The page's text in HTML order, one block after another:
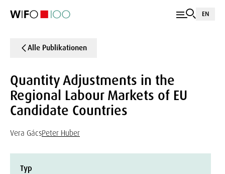
EN
Alle Publikationen
Quantity Adjustments in the
Regional Labour Markets of EU
Candidate Countries
Vera GácsPeter Huber
Typ